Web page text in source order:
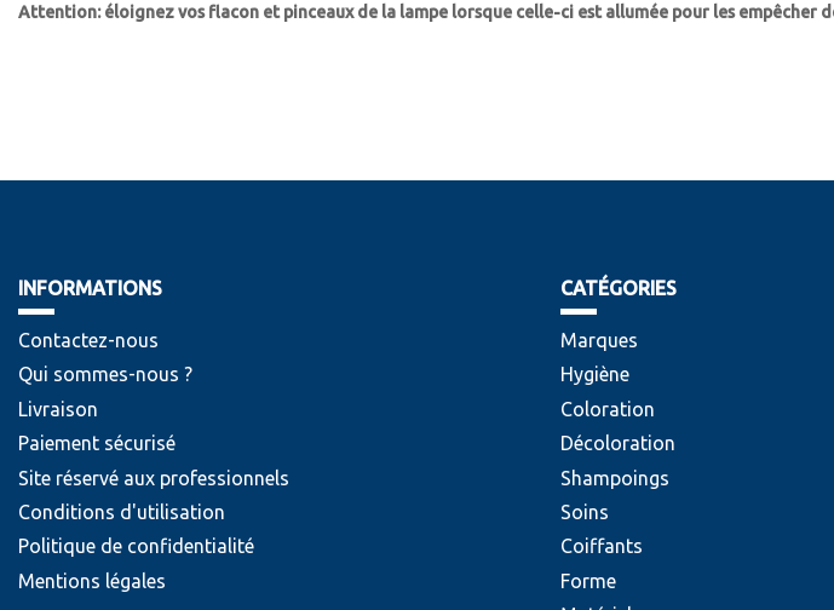
Attention: éloignez vos flacon et pinceaux de la lampe lorsque celle-ci est allumée pour les empêcher
INFORMATIONS
Contactez-nous
Qui sommes-nous ?
Livraison
Paiement sécurisé
Site réservé aux professionnels
Conditions d'utilisation
Politique de confidentialité
Mentions légales
CATÉGORIES
Marques
Hygiène
Coloration
Décoloration
Shampoings
Soins
Coiffants
Forme